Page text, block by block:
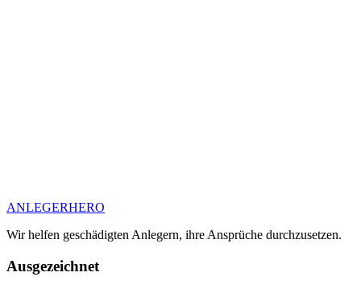
ANLEGERHERO
Wir helfen geschädigten Anlegern, ihre Ansprüche durchzusetzen.
Ausgezeichnet